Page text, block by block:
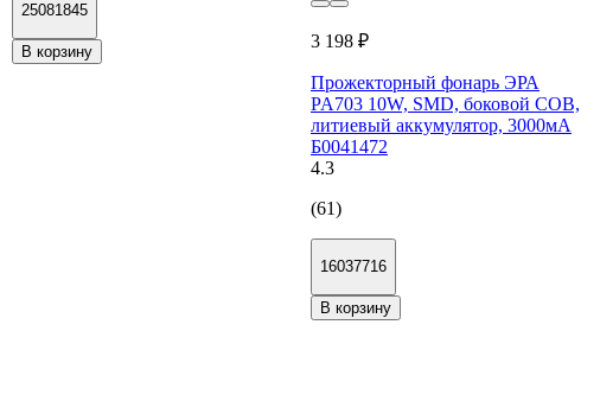
25081845
В корзину
3 198 ₽
Прожекторный фонарь ЭРА
PA703 10W, SMD, боковой COB,
литиевый аккумулятор, 3000мА
Б0041472
4.3
(61)
16037716
В корзину